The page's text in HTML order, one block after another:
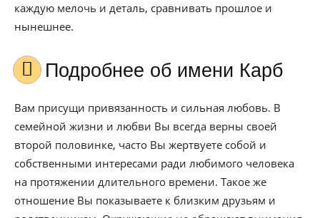
каждую мелочь и деталь, сравнивать прошлое и
нынешнее.
Подробнее об имени Карб
Вам присущи привязанность и сильная любовь. В
семейной жизни и любви Вы всегда верны своей
второй половинке, часто Вы жертвуете собой и
собственными интересами ради любимого человека
на протяжении длительного времени. Такое же
отношение Вы показываете к близким друзьям и